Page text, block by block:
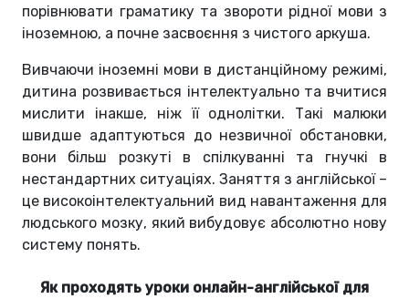
порівнювати граматику та звороти рідної мови з
іноземною, а почне засвоєння з чистого аркуша.
Вивчаючи іноземні мови в дистанційному режимі,
дитина розвивається інтелектуально та вчитися
мислити інакше, ніж її однолітки. Такі малюки
швидше адаптуються до незвичної обстановки,
вони більш розкуті в спілкуванні та гнучкі в
нестандартних ситуаціях. Заняття з англійської –
це високоінтелектуальний вид навантаження для
людського мозку, який вибудовує абсолютно нову
систему понять.
Як проходять уроки онлайн-англійської для